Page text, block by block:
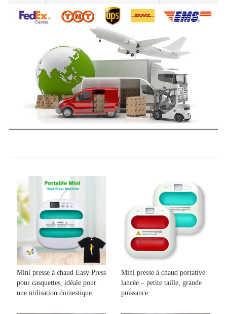
Mini presse à chaud Easy Press
pour casquettes, idéale pour
une utilisation domestique.
Mini presse à chaud portative
lancée – petite taille, grande
puissance